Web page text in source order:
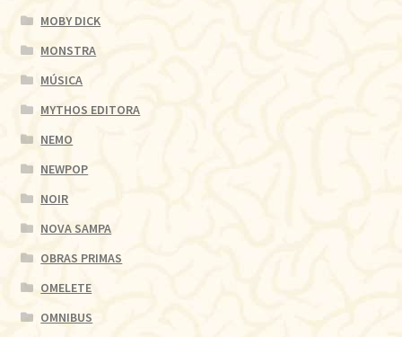
MOBY DICK
MONSTRA
MÚSICA
MYTHOS EDITORA
NEMO
NEWPOP
NOIR
NOVA SAMPA
OBRAS PRIMAS
OMELETE
OMNIBUS